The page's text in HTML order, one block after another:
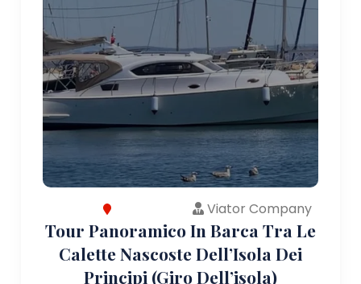
Viator Company
Tour Panoramico In Barca Tra Le
Calette Nascoste Dell’Isola Dei
Principi (giro Dell’isola)